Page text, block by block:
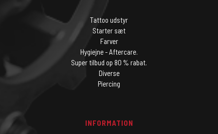
Tattoo udstyr
Starter sæt
Farver
Hygiejne - Aftercare.
Super tilbud op 80 % rabat.
Diverse
Piercing
INFORMATION